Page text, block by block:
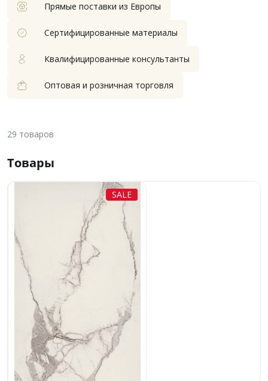
Прямые поставки из Европы
Сертифицированные материалы
Квалифицированные консультанты
Оптовая и розничная торговля
29 товаров
Товары
SALE